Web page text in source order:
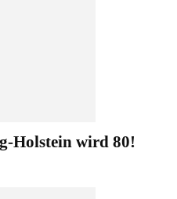
Holstein wird 80!